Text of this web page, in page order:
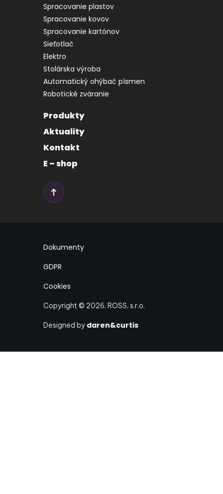
Spracovanie plastov
Spracovanie kovov
Spracovanie kartónov
Sieťotlač
Elektro
Stolárska výroba
Automatický ohýbač písmen
Robotické zváranie
Produkty
Aktuality
Kontakt
E – shop
Copyright © 2026, ROSS, s.r.o.
Designed by daren&curtis
Dokumenty
GDPR
Cookies